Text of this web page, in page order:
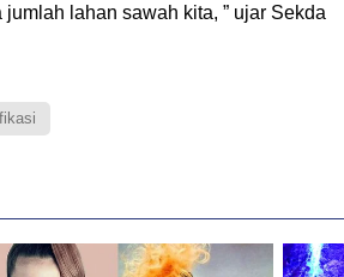
lahan sawah kita, ” ujar Sekda